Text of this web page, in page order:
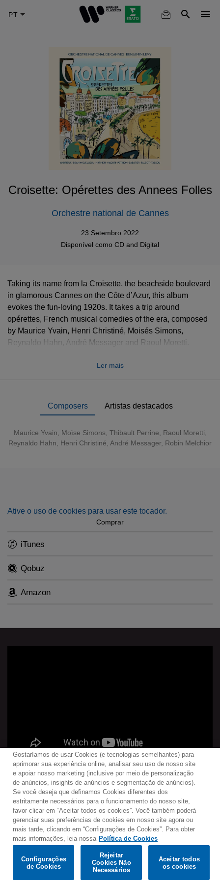
Croisette: Opérettes des Annees Folles
Orchestre national de Cannes
23 Setembro 2022
Disponível como CD and Digital
Listen & Buy
Composers Artistas destacados
Maurice Yvain, Moïse Simons, Thibault Perrine, Raoul Moretti,
Reynaldo Hahn, Henri Christiné, André Messager, Robin Melchior
Taking its name from la Croisette, the beachside boulevard
in glamorous Cannes on the Côte d’Azur, this album
evokes the fun-loving 1920s. It takes a trip around
opérettes, French musical comedies of the era, composed
by Maurice Yvain, Henri Christiné, Moisés Simons,
Reynaldo Hahn, André Messager and Raoul Moretti.
director, Benjamin Levy, are eight leading French singers,
Pauline Sabatier; tenors Philippe Talbot and Rémy
Mathieu; baritone Guillaume Andrieux, and bass-baritone
The complimentary booklet including all original sung texts
Ler mais
Ative o uso de cookies para usar este tocador.
Comprar
iTunes
Qobuz
Amazon
Contato Boletim de Notícias
Termos de Uso
Política de Privacidade
Mapa do Site
Política de Cookies
Configurações de Cookies
© 2025 Parlophone Records Limited. All rights reserved.
Would you prefer to visit our website in English?
Confirm
Gostaríamos de usar Cookies (e tecnologias semelhantes) para
aprimorar sua experiência online, analisar seu uso de nosso site
e apoiar nosso marketing (inclusive por meio de personalização
de anúncios, insights de anúncios e segmentação de anúncios).
Se você deseja que definamos Cookies diferentes dos
estritamente necessários para o funcionamento do nosso site,
favor clicar em “Aceitar todos os cookies”. Você também poderá
gerenciar suas preferências de cookies em nosso site agora ou
mais tarde, clicando em “Configurações de Cookies”. Para obter
mais informações, leia nossa Política de Cookies
Configurações
de Cookies
Rejeitar
Cookies Não
Necessários
Aceitar todos
os cookies